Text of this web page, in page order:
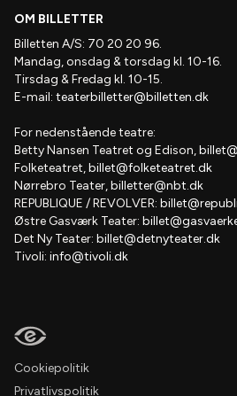
OM BILLETTER
Billetten A/S: 70 20 20 96.
Mandag, onsdag & torsdag kl. 10-16.
Tirsdag & Fredag kl. 10-15.
E-mail: teaterbilletter@billetten.dk
For nedenstående teatre:
Betty Nansen Teatret og Edison,
Folketeatret,billet@folketeatret.dk
Nørrebro Teater,billetter@nbt.dk
REPUBLIQUE / REVOLVER:
Østre Gasværk Teater:
Det Ny Teater: billet@detnyteater.dk
Tivoli: info@tivoli.dk
Cookiepolitik
Privatlivspolitik